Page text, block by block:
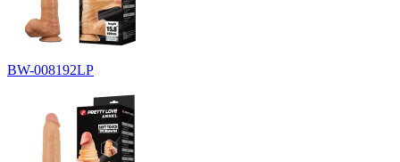
BW-008192LP